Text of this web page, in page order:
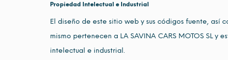
Propiedad Intelectual e Industrial
El diseño de este sitio web y sus códigos fuente, así
mismo pertenecen a LA SAVINA CARS MOTOS SL
intelectual e industrial.